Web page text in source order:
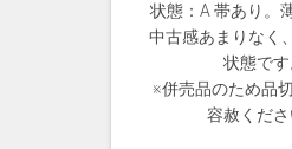
状態：A 帯あり。
中古感あまりなく
状態です
※併売品のため品
容赦くださ